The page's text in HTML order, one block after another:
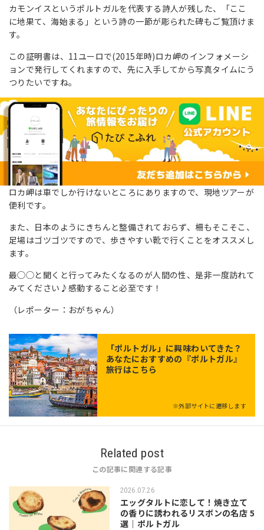
カモンイスというポルトガルを代表する詩人が残した、「ここ
に地果て、海始まる」という詩の一節が彫られた碑もご覧頂けま
す。
この証明書は、11ユーロで(2015年時)ロカ岬のインフォメーシ
ョンで発行してくれますので、先に入手してから写真タイムにう
つりたいですね。
ロカ岬は車でしか行けないところにありますので、現地ツアーが
便利です。
また、日本のようにきちんと整備されておらず、柵もそこそこ、
足場はゴツゴツですので、歩きやすい靴で行くことをオススメし
ます。
最◯◯と聞くと行ってみたくなるのが人間の性、是非一度訪れて
みてください♪感動すること必至です！
（レポーター：おがちゃん）
「ポルトガル 」に興味わいてきた？
あなたにおすすめの『ポルトガル』
旅行はこちら
※外部サイトに遷移します
Related post
この記事に関連する記事
2026.07.26
エッグタルトに恋して！焼き立て
の香りに誘われるリスボンの名店 5
選｜ポルトガル